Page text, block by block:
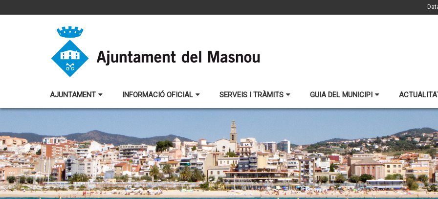
AJUNTAMENT INFORMACIÓ OFICIAL SERVEIS I TRÀMITS GUIA DEL MUNICIPI